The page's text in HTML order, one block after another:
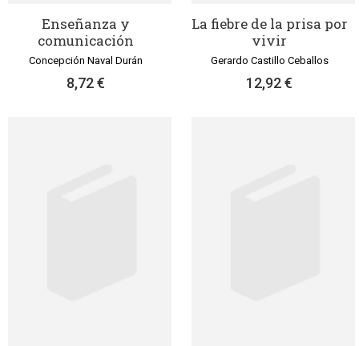
Enseñanza y
comunicación
Concepción Naval Durán
8,72 €
La fiebre de la prisa por
vivir
Gerardo Castillo Ceballos
12,92 €